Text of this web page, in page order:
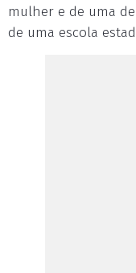
mulher e de uma
de uma escola